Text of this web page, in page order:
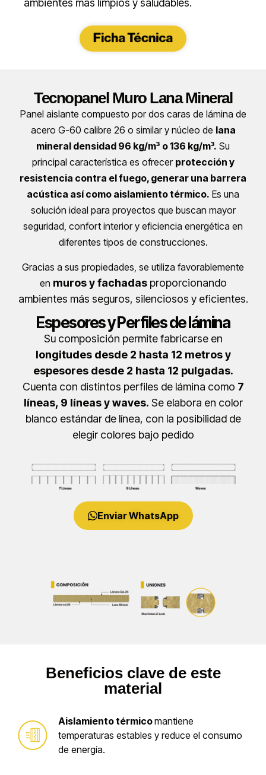
ambientes más limpios y saludables.
Tecnopanel Muro Lana Mineral
Panel aislante compuesto por dos caras de lámina de
acero G-60 calibre 26 o similar y núcleo de lana
mineral densidad 96 kg/m³ o 136 kg/m³. Su
principal característica es ofrecer protección y
resistencia contra el fuego, generar una barrera
acústica así como aislamiento térmico. Es una
solución ideal para proyectos que buscan mayor
seguridad, confort interior y eficiencia energética en
diferentes tipos de construcciones.
Gracias a sus propiedades, se utiliza favorablemente
en muros y fachadas proporcionando
ambientes más seguros, silenciosos y eficientes.
Espesores y Perfiles de lámina
Su composición permite fabricarse en
longitudes desde 2 hasta 12 metros y
espesores desde 2 hasta 12 pulgadas.
Cuenta con distintos perfiles de lámina como 7
líneas, 9 líneas y waves. Se elabora en color
blanco estándar de línea, con la posibilidad de
elegir colores bajo pedido
Enviar WhatsApp
Beneficios clave de este
material
Aislamiento térmicomantiene
temperaturas estables y reduce el consumo
de energía.